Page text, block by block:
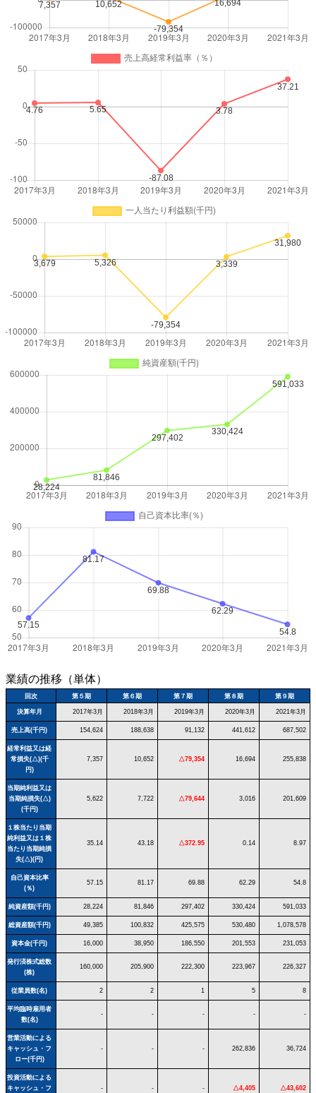
業績の推移（単体）
回次 第５期 第６期 第７期 第８期 第９期
決算年月 2017年3月 2018年3月 2019年3月 2020年3月 2021年3月
売上高(千円) 154,624 188,638 91,132 441,612 687,502
経常利益又は経
常損失(△)(千
円)
7,357 10,652 △79,354 16,694 255,838
当期純利益又は
当期純損失(△)
(千円)
5,622 7,722 △79,644 3,016 201,609
１株当たり当期
純利益又は１株
当たり当期純損
失(△)(円)
35.14 43.18 △372.95 0.14 8.97
自己資本比率
(％)
57.15 81.17 69.88 62.29 54.8
純資産額(千円) 28,224 81,846 297,402 330,424 591,033
総資産額(千円) 49,385 100,832 425,575 530,480 1,078,578
資本金(千円) 16,000 38,950 186,550 201,553 231,053
発行済株式総数
(株)
160,000 205,900 222,300 223,967 226,327
従業員数(名) 2 2 1 5 8
平均臨時雇用者
数(名)
- - - - -
営業活動による
キャッシュ・フ
ロー(千円)
- - - 262,836 36,724
投資活動による
キャッシュ・フ
- - - △4,405 △43,602